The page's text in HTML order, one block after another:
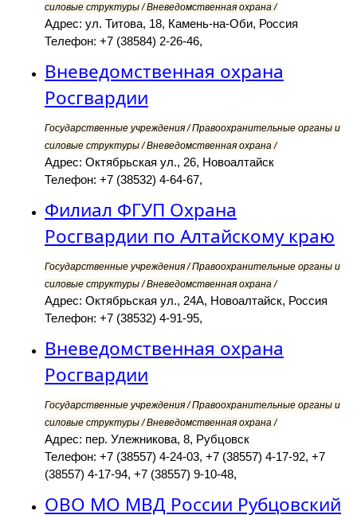
силовые структуры / Вневедомственная охрана /
Адрес: ул. Титова, 18, Камень-на-Оби, Россия
Телефон: +7 (38584) 2-26-46,
Вневедомственная охрана
Росгвардии
Государственные учреждения / Правоохранительные органы и
силовые структуры / Вневедомственная охрана /
Адрес: Октябрьская ул., 26, Новоалтайск
Телефон: +7 (38532) 4-64-67,
Филиал ФГУП Охрана
Росгвардии по Алтайскому краю
Государственные учреждения / Правоохранительные органы и
силовые структуры / Вневедомственная охрана /
Адрес: Октябрьская ул., 24А, Новоалтайск, Россия
Телефон: +7 (38532) 4-91-95,
Вневедомственная охрана
Росгвардии
Государственные учреждения / Правоохранительные органы и
силовые структуры / Вневедомственная охрана /
Адрес: пер. Улежникова, 8, Рубцовск
Телефон: +7 (38557) 4-24-03, +7 (38557) 4-17-92, +7
(38557) 4-17-94, +7 (38557) 9-10-48,
ОВО МО МВД России Рубцовский